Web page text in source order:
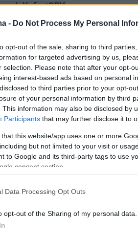
- Do Not Process My Personal
opt-out of the sale, sharing to third
for targeted advertising by us,
selection. Please note that after your opt-
interest-based ads based on personal
to third parties prior to your opt-
of your personal information by third
This information may also be disclosed by
Participants that may further disclose it to
that this website/app uses one or more
but not limited to your visit or
to Google and its third-party tags to use
consent section.
Data Processing Opt Outs
opt-out of the Sharing of my personal data.
uXqfcrt8BY
Olaf Scholz
waren Straßen von Scherben
verhaftet und abgeführt.
(1/5) pic.twitter.com/
Olaf Scholz